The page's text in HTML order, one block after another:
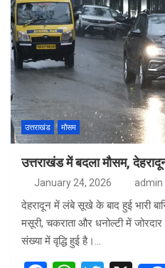
उत्तराखंड मौसम
उत्तराखंड में बदला मौसम,
January 24, 2026 admin
देहरादून में लंबे सूखे के बाद हुई भारी
मसूरी, चकराता और धनोल्टी में जोरदार
संख्या में वृद्धि हुई है।…